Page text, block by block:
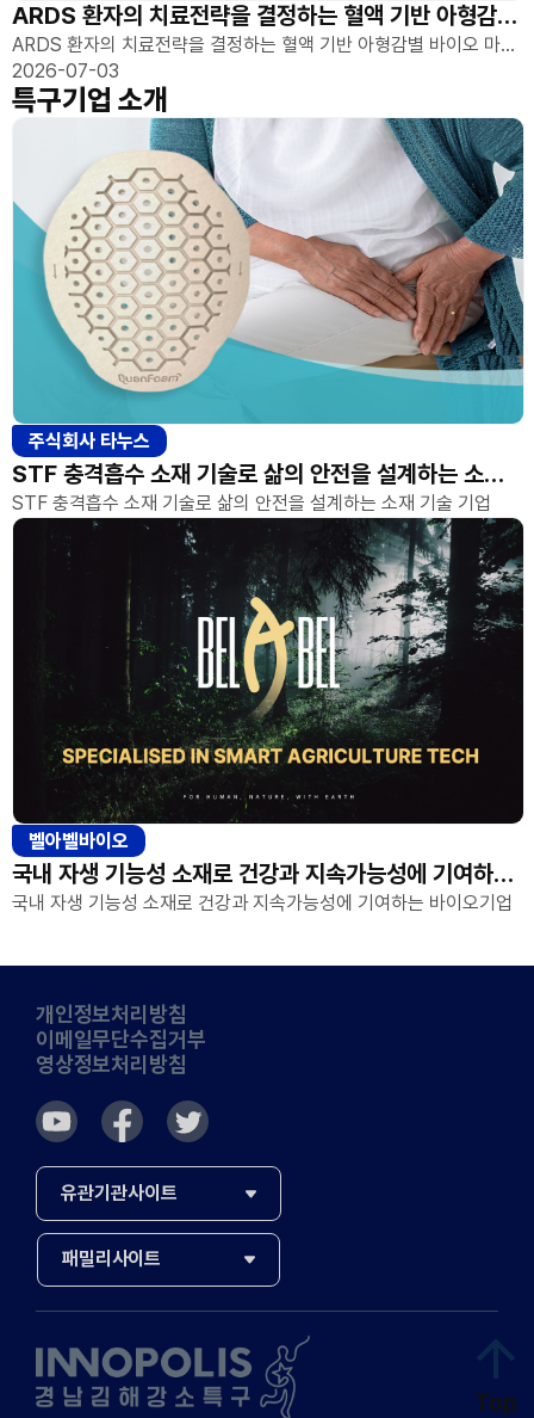
Top
ARDS 환자의 치료전략을 결정하는 혈액 기반 아형감별 바이오 마커 기술
ARDS 환자의 치료전략을 결정하는 혈액 기반 아형감별 바이오 마커
기술
2026-07-03
특구기업 소개
주식회사 타누스
STF 충격흡수 소재 기술로 삶의 안전을 설계하는 소재 기술 기업
STF 충격흡수 소재 기술로 삶의 안전을 설계하는 소재 기술 기업
벨아벨바이오
국내 자생 기능성 소재로 건강과 지속가능성에 기여하는 바이오기업
국내 자생 기능성 소재로 건강과 지속가능성에 기여하는 바이오기업
개인정보처리방침
이메일무단수집거부
영상정보처리방침
유관기관사이트